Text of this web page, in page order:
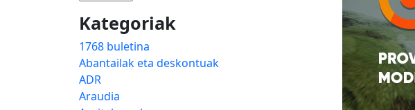
Kategoriak
1768 buletina
Abantailak eta deskontuak
ADR
Araudia